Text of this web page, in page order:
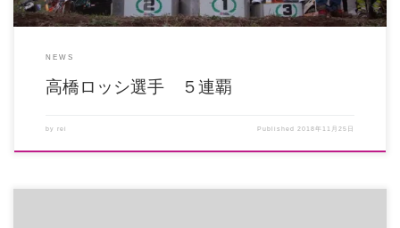
NEWS
高橋ロッシ選手 ５連覇
by rei Published2018年11月25日